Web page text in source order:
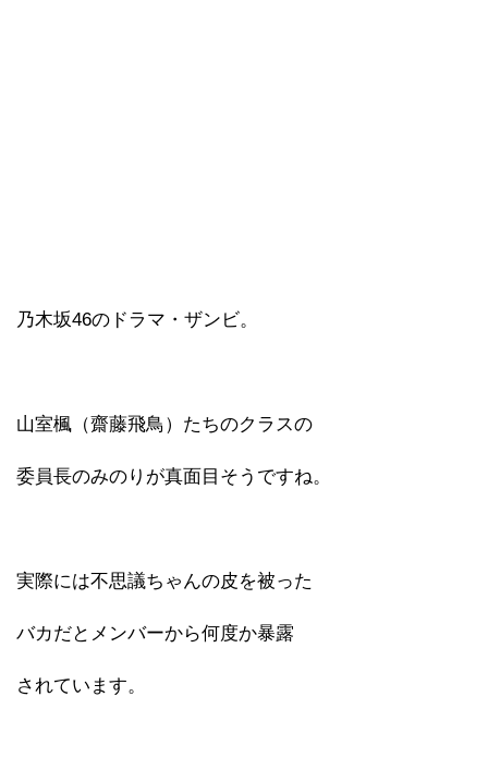
乃木坂46のドラマ・ザンビ。
山室楓（齋藤飛鳥）たちのクラスの
委員長のみのりが真面目そうですね。
実際には不思議ちゃんの皮を被った
バカだとメンバーから何度か暴露
されています。